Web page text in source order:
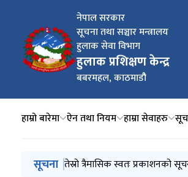
नेपाल सरकार
सूचना तथा सञ्चार मन्त्रालय
हुलाक सेवा विभाग
हुलाक प्रशिक्षण केन्द्र
बबरमहल, काठमाडौै
हाम्रो बारेमा ऐन तथा नियम हाम्रा सेवाहरु
मुख्य नेभिगेसनमा जानुहोस्
सूचना हुलाक The Post
तेस्रो त्रैमासिक स्वतः प्रकाशनको
लिलाम बिक्रीको सम्झौता गर्न
हुलाक पत्रिकाअंक २१२ को लागि
काठ दाउरा लिलाम सम्बन्धी